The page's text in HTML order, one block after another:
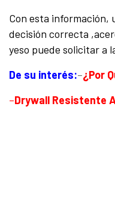
Con esta información,
decisión correcta
yeso puede solicitar a
De su interés:–¿Por
–Drywall Resistente